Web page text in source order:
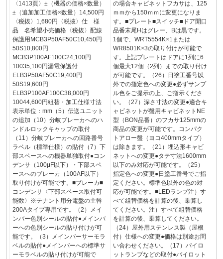
〈1413頁〉±（機器の価格×数量）
±（追加加工価格×数量）14,500円
〈税抜〉1,680円〈税抜〉仕 様
品 名希望小売価格〈税抜〉配線
保護用MCB3P50AF50C10,450円
50S10,800円
MCB3P100AF100C24,100円
10035,100円漏電保護付
ELB3P50AF50C19,400円
50S19,600円
ELB3P100AF100C38,000円
10044,600円組替・加工仕様寸法
表示単位：mm（5）伝送ユニット
の追加（10）分岐ブレーカへのハ
ンドルロックキャップの取付
（11）分岐ブレーカへの回路番号
ラベル（標準仕様）の貼付（7）下
部スペースへの機器単独取付●コン
デンサ（100μF以下）・下部スペ
ースへのブレーカ（100AF以下）
取り付けが可能です。■ブレーカ■
コンデンサ〈下部スペース取付可
能数〉※テナント用分電盤の主幹
200Aタイプ専用です。（2）メイ
ンバー色別シールの貼付●メインバ
ーへの色別シールの貼り付けが可
能です。（3）メインバーサーモラ
ベルの貼付●メインバーへの標準サ
ーモラベルの貼り付けが可能で
の場合キャビネットフカサは、125
ｍｍから150ｍｍに変更になりま
す。■プレート■スイッチ■ドア開口
品番末尾Hはグレー、Bは黒です。
1個で、WRT5554K×1または
WR8501K×3の取り付けが可能で
す。上記プレートはドアに1列に6
個最大12個（2列）までの取り付け
が可能です。（26）日塗工番号以
外での指定色への変更●必ずサンプ
ル色をご提示の上、ご指示くださ
い。（27）深さ寸法の変更●適合キ
ャビネットが盤用キャビネットNE
型（BON品番）のフカサ125mmの
商品の変更が可能です。コンパク
トアロー盤（ヨコ400mmタイプ）
は除きます。（21）埋込形キャビ
ネットへの変更●タテ寸法1600mm
以下のみ対応が可能です。（25）
指定色への変更●日塗工番号でご指
定ください。標準色以外の色の対
応が可能です。■LEDランプ注）す
べて組替価格を計算の後、乗算し
てください。注）すべて組替価格
を計算の後、乗算してください。
（24）屋外用ステンレス製（屋根
付）仕様への変更●価格は別途お問
い合わせください。（17）パイロ
ットランプなどの取付●パイロット